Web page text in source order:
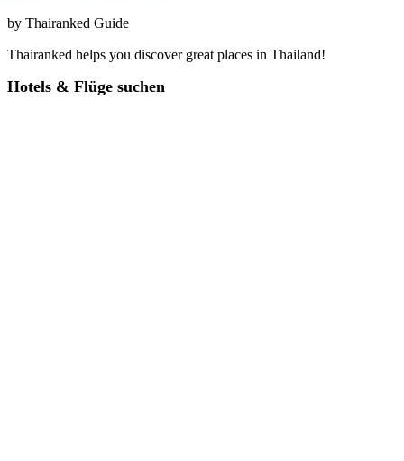
by Thairanked Guide
Thairanked helps you discover great places in Thailand!
Hotels & Flüge suchen